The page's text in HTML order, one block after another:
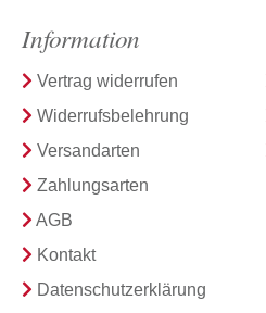
Information
Vertrag widerrufen
Widerrufsbelehrung
Versandarten
Zahlungsarten
AGB
Kontakt
Datenschutzerklärung